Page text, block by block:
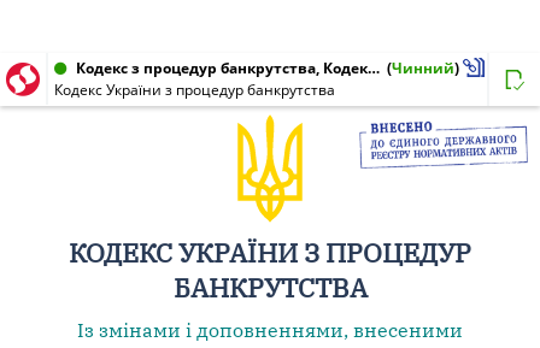
Кодекс з процедур банкрутства, Кодекс України від 18.10.2018 № 2597-VIII (Чинний)
Кодекс України з процедур банкрутства